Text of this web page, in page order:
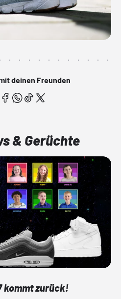
deinen Freunden
& Gerüchte
kommt zurück!